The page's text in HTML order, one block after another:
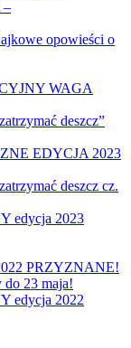
–
opowieści o
WAGA
deszcz”
EDYCJA 2023
deszcz cz.
edycja 2023
PRZYZNANE!
do 23 maja!
edycja 2022